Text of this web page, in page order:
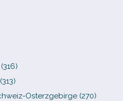
​Osterzgebirge (270)